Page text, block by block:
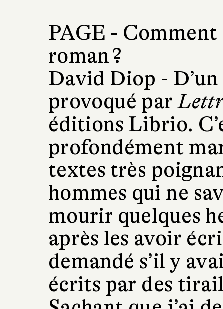
PAGE - Comment
roman ?
David Diop -
provoqué par
éditions Librio.
profondément
textes très
hommes qui ne
mourir quelques
après les avoir
demandé s’il y
écrits par des